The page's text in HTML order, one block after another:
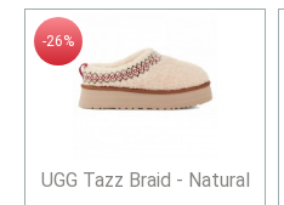
-26%
UGG Tazz Braid - Natural